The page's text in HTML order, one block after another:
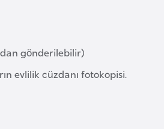
gönderilebilir)
evlilik cüzdanı fotokopisi.